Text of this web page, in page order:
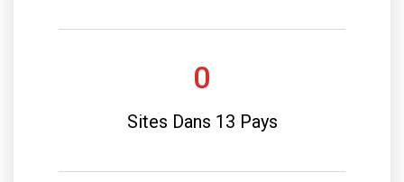
Sites Dans 13 Pays
0